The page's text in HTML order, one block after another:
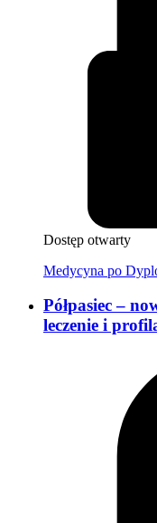
Dostęp otwarty
Medycyna po
Półpasiec –
leczenie i